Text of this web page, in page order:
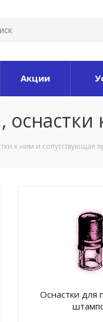
Акции
к ним и сопутствующая
Оснастки для